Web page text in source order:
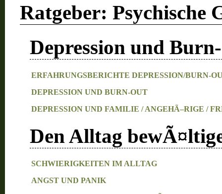
Ratgeber: Psychische
Depression und
ERFAHRUNGSBERICHTE DEPRESSION/BURN-
DEPRESSION UND BURN-OUT
DEPRESSION UND FAMILIE / ANGEHÃ–RIGE /
Den Alltag
SCHWIERIGKEITEN IM ALLTAG
ANGST UND PANIK